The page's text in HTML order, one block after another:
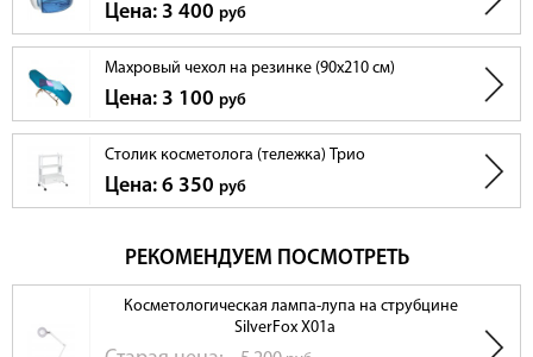
Цена: 3 400 руб
Махровый чехол на резинке (90х210 см)
Цена: 3 100 руб
Столик косметолога (тележка) Трио
Цена: 6 350 руб
РЕКОМЕНДУЕМ ПОСМОТРЕТЬ
Косметологическая лампа-лупа на струбцине
SilverFox X01а